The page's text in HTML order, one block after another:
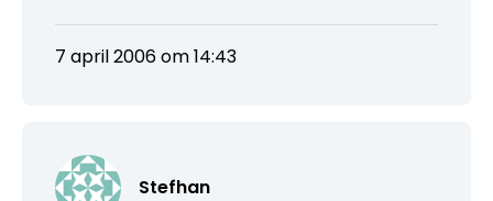
7 april 2006 om 14:43
Stefhan